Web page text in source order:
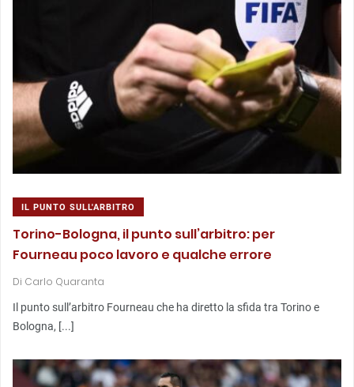
IL PUNTO SULL'ARBITRO
Torino-Bologna, il punto sull’arbitro: per
Fourneau poco lavoro e qualche errore
Di Carlo Quaranta
Il punto sull’arbitro Fourneau che ha diretto la sfida tra Torino e
Bologna, [...]